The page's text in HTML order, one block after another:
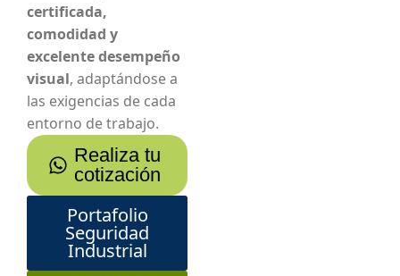
certificada,
comodidad y
excelente desempeño
visual, adaptándose a
las exigencias de cada
entorno de trabajo.
Realiza tu
cotización
Portafolio
Seguridad
Industrial